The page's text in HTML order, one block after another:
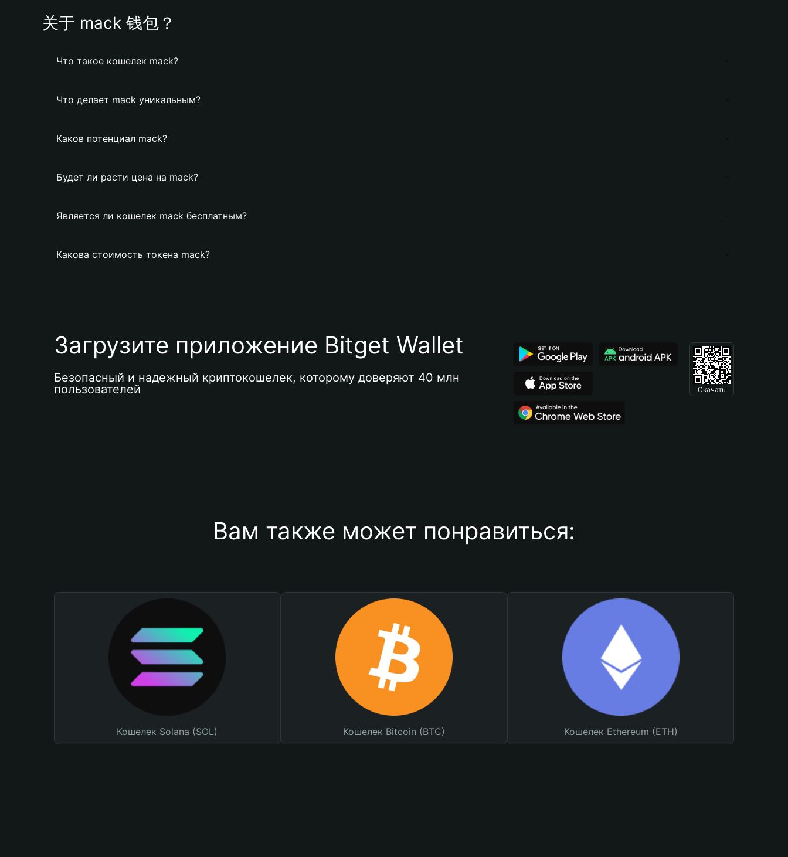
关于 mack 钱包？
Что такое кошелек mack?
Что делает mack уникальным?
Каков потенциал mack?
Будет ли расти цена на mack?
Является ли кошелек mack бесплатным?
Какова стоимость токена mack?
Загрузите приложение Bitget Wallet
Безопасный и надежный криптокошелек, которому доверяют 40 млн
пользователей
Скачать
Вам также может понравиться:
Кошелек Solana (SOL) Кошелек Bitcoin (BTC) Кошелек Ethereum (ETH)